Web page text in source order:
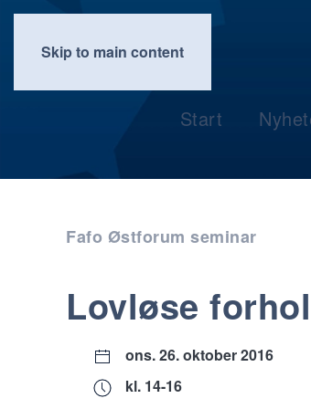
Skip to main content
Start
Fafo Østforum seminar
Lovløse
ons. 26. oktober 2016
kl. 14-16